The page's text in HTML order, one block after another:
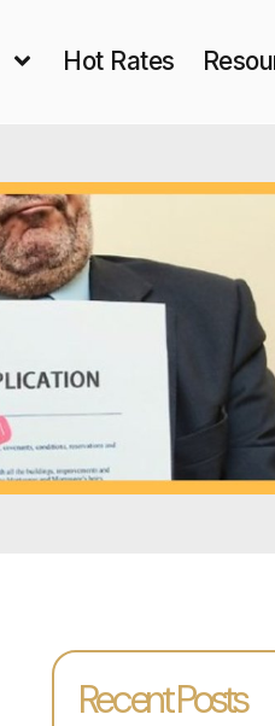
Hot Rates
Recent Posts